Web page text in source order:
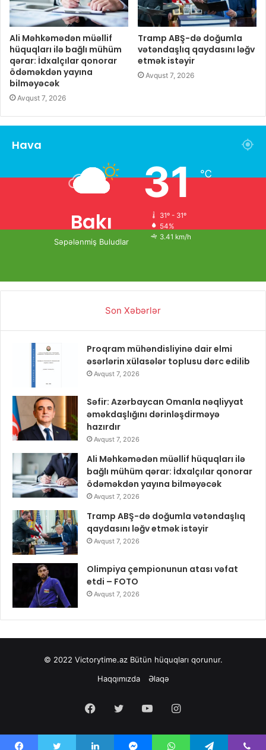
Ali Məhkəmədən müəllif
hüquqları ilə bağlı mühüm
qərar: İdxalçılar qonorar
ödəməkdən yayına
bilməyəcək
Avqust 7, 2026
Tramp ABŞ-də doğumla
vətəndaşlıq qaydasını ləğv
etmək istəyir
Avqust 7, 2026
Hava
Bakı
Səpələnmiş Buludlar
31℃
31º - 31º
54%
3.41 km/h
Son Xəbərlər
Proqram mühəndisliyinə dair elmi
əsərlərin xülasələr toplusu dərc edilib
Avqust 7, 2026
Səfir: Azərbaycan Omanla nəqliyyat
əməkdaşlığını dərinləşdirməyə
hazırdır
Avqust 7, 2026
Ali Məhkəmədən müəllif hüquqları ilə
bağlı mühüm qərar: İdxalçılar qonorar
ödəməkdən yayına bilməyəcək
Avqust 7, 2026
Tramp ABŞ-də doğumla vətəndaşlıq
qaydasını ləğv etmək istəyir
Avqust 7, 2026
Olimpiya çempionunun atası vəfat
etdi – FOTO
Avqust 7, 2026
© 2022 Victorytime.azBütün hüquqları qorunur.
Haqqımızda
Əlaqə
Facebook
Twitter YouTubeInstagram